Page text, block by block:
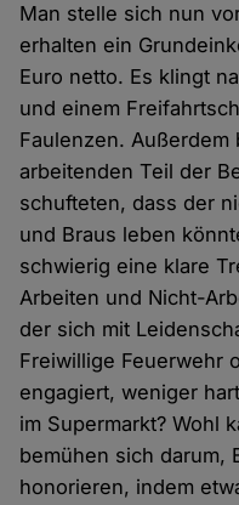
Man stelle sich nun
erhalten ein
Euro netto. Es klingt
und einem
Faulenzen.
arbeitenden Teil der
schufteten, dass der
und Braus leben
schwierig eine klare
Arbeiten und Nicht-
der sich mit
Freiwillige Feuerwehr
engagiert, weniger
im Supermarkt? Wohl
bemühen sich darum,
honorieren, indem